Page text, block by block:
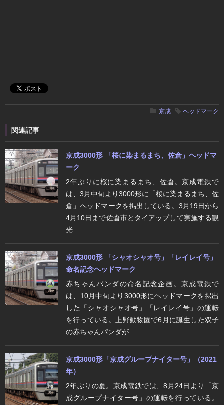
京成 ヘッドマーク
関連記事
京成3000形 「桜に染まるまち、佐倉」ヘッドマ
ーク
2年ぶりに桜に染まるまち、佐倉。京成電鉄で
は、3月中旬より3000形に「桜に染まるまち、佐
倉」ヘッドマークを掲出している。3月19日から
4月10日まで佐倉市とタイアップして実施する観
光...
京成3000形 「シャオシャオ号」「レイレイ号」
命名記念ヘッドマーク
赤ちゃんパンダの命名記念企画。京成電鉄で
は、10月中旬より3000形にヘッドマークを掲出
した「シャオシャオ号」「レイレイ号」の運転
を行っている。上野動物園で6月に誕生した双子
の赤ちゃんパンダが...
京成3000形「京成グループナイター号」（2021
年）
2年ぶりの夏。京成電鉄では、8月24日より「京
成グループナイター号」の運転を行っている。